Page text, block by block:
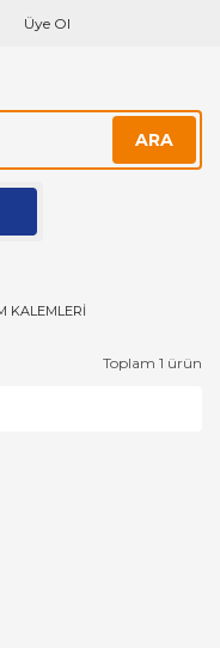
Üye Ol
ARA
KALEMLERİ
Toplam 1 ürün